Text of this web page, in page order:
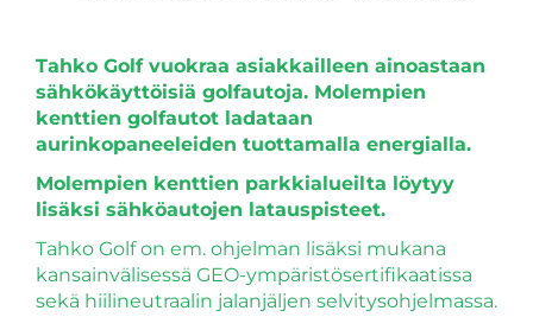
Tahko Golf vuokraa asiakkailleen ainoastaan
sähkökäyttöisiä golfautoja. Molempien
kenttien golfautot ladataan
aurinkopaneeleiden tuottamalla energialla.
Molempien kenttien parkkialueilta löytyy
lisäksi sähköautojen latauspisteet.
Tahko Golf on em. ohjelman lisäksi mukana
kansainvälisessä GEO-ympäristösertifikaatissa
sekä hiilineutraalin jalanjäljen selvitysohjelmassa.